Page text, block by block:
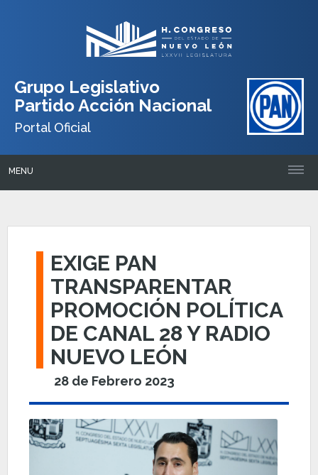
Grupo Legislativo
Partido Acción Nacional
Portal Oficial
MENU
EXIGE PAN
TRANSPARENTAR
PROMOCIÓN POLÍTICA
DE CANAL 28 Y RADIO
NUEVO LEÓN
28 de Febrero 2023